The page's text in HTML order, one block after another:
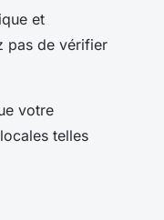
et
pas de vérifier
votre
telles